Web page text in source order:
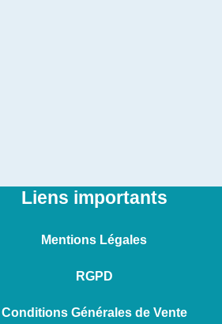
Liens importants
Mentions Légales
RGPD
Conditions Générales de Vente